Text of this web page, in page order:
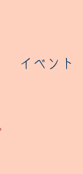
イベント